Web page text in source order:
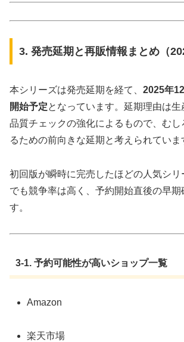
3. 発売延期と再販情報まとめ（
本シリーズは発売延期を経て、 2025年
開始予定となっています。延期理由は
品質チェックの強化によるもので、むし
るための前向きな延期と考えられていま
初回版が瞬時に完売したほどの人気シリ
でも競争率は高く、予約開始直後の早期
す。
3-1. 予約可能性が高いショップ一覧
Amazon
楽天市場